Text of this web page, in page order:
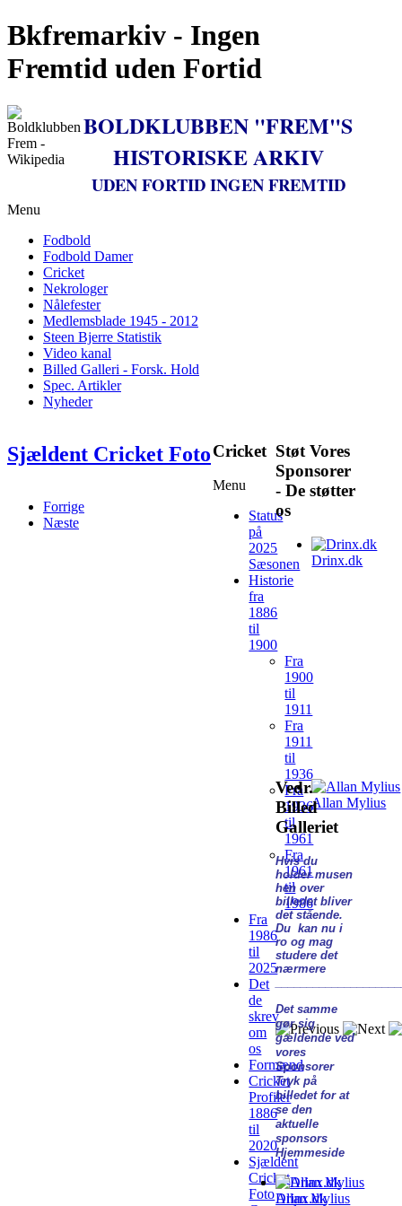
Bkfremarkiv - Ingen
Fremtid uden Fortid
BOLDKLUBBEN "FREM"S
HISTORISKE ARKIV
UDEN FORTID INGEN FREMTID
Menu
Fodbold
Fodbold Damer
Cricket
Nekrologer
Nålefester
Medlemsblade 1945 - 2012
Steen Bjerre Statistik
Video kanal
Billed Galleri - Forsk. Hold
Spec. Artikler
Nyheder
Sjældent Cricket Foto
Forrige
Næste
Cricket
Menu
Status
på
2025
Sæsonen
Historie
fra
1886
til
1900
Fra
1900
til
1911
Fra
1911
til
1936
Fra
1936
til
1961
Fra
1961
til
1986
Fra
1986
til
2025
Det
de
skrev
om
os
Formænd
Cricket
Profiler
1886
til
2020
Sjældent
Cricket
Foto
Støt Vores
Sponsorer
- De støtter
os
Drinx.dk
Allan Mylius
Vedr.
Billed
Galleriet
Hvis du
holder musen
hen over
billedet bliver
det stående.
Du kan nu i
ro og mag
studere det
nærmere
Det samme
gør sig
gældende ved
vores
Sponsorer
Tryk på
billedet for at
se den
aktuelle
sponsors
Hjemmeside
Drinx.dk
Allan Mylius